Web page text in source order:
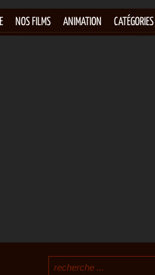
NOS FILMS ANIMATION CATÉGORIES